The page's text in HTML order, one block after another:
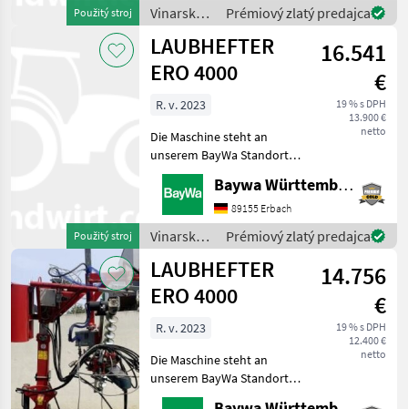
Použitý stroj
0151 1610 4371 für Ihre
Anfrage zur Verfügung!ERO-
Laubhe
Vinarské
stroje /
Ero
Prémiový zlatý predajca
Použitý stroj
LAUBHEFTER
ERO 4000
16.541
€
19 % s DPH
13.900 €
netto
R. v. 2023
Die Maschine steht an
unserem BayWa Standort in
DE 74336
BrackenheimGerne steht
Ihnen Herr Stein unter Tel.:
0151 1610 4371 für Ihre
Anfrage zur Verfügung!ERO-
Laubhe
Baywa Württemberg
89155 Erbach
Vinarské
stroje /
Ero
Prémiový zlatý predajca
LAUBHEFTER
ERO 4000
14.756
€
19 % s DPH
12.400 €
netto
R. v. 2023
Die Maschine steht an
unserem BayWa Standort in
DE 74076 Heilbronn.Gerne